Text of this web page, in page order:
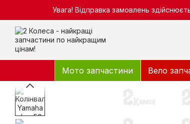
Перейти до основного контенту
Увага! Відправка замовлень
Мото запчастини Вело